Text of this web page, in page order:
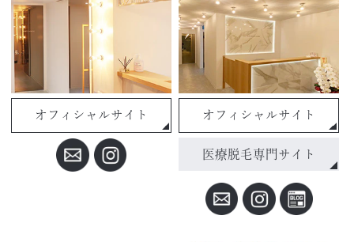
オフィシャルサイト オフィシャルサイト
医療脱毛専門サイト